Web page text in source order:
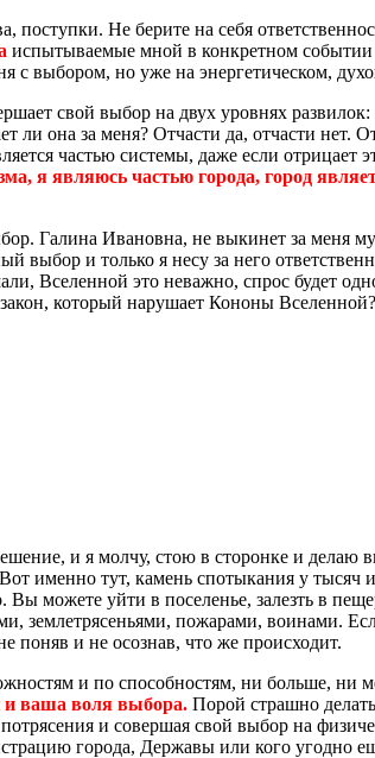
Не берите на себя
испытываемые мной в конкретном событии
с выбором, но уже на энергетическом,
свой выбор на двух уровнях
ли она за меня? Отчасти да, отчасти нет.
частью системы, даже если отрицает
я являюсь частью города, город
Галина Ивановна, не выкинет за меня
выбор и только я несу за него
Вселенной это неважно, спрос будет
который нарушает Кононы
и я молчу, стою в сторонке и делаю
именно тут, камень спотыкания у
Вы можете уйти в поселенье, залезть в
землетрясеньями, пожарами, воинами.
поняв и не осознав, что же происходит.
и по способностям, ни больше, ни
и ваша воля выбора. Порой страшно
и совершая свой выбор на
города, Державы или кого угодно